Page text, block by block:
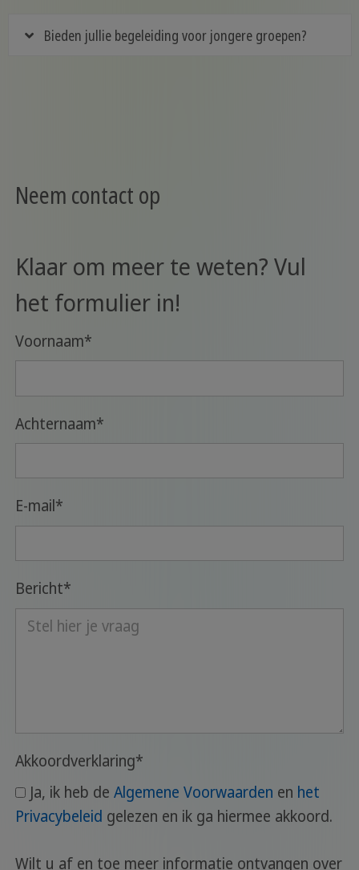
Bieden jullie begeleiding voor jongere groepen?
Neem contact op
Klaar om meer te weten? Vul
het formulier in!
Voornaam*
Achternaam*
E-mail*
Bericht*
Akkoordverklaring*
Ja, ik heb de Algemene Voorwaarden en het
Privacybeleid gelezen en ik ga hiermee akkoord.
Wilt u af en toe meer informatie ontvangen over